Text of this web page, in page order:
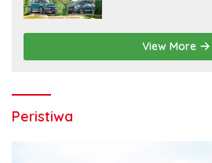
View More
Peristiwa